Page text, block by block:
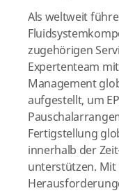
Als weltweit
zugehörigen
Expertenteam
Management
aufgestellt, um
Fertigstellung
innerhalb der
unterstützen. Mit